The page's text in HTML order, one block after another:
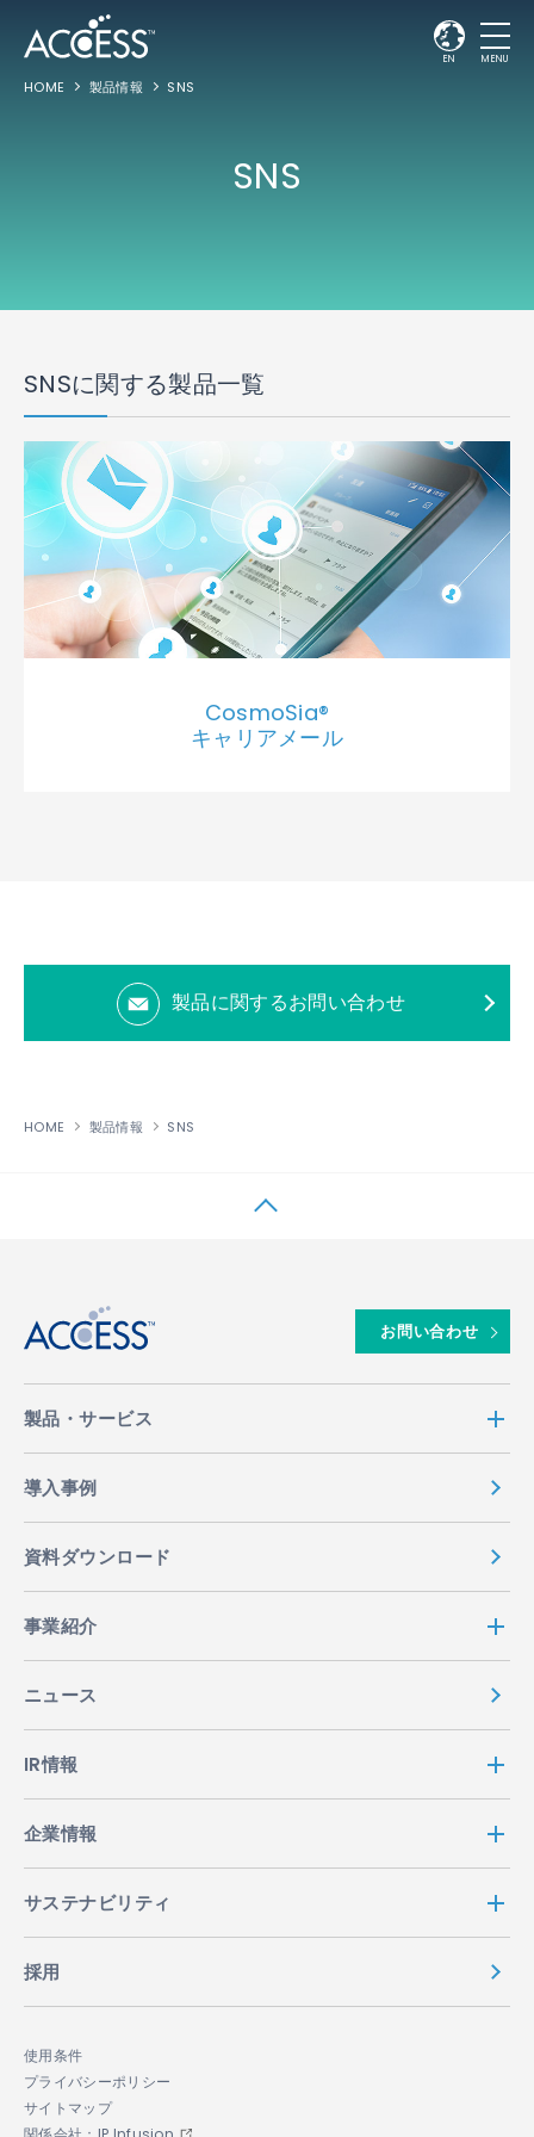
EN MENU
HOME 製品情報 SNS
SNS
SNSに関する製品一覧
CosmoSia®
キャリアメール
製品に関するお問い合わせ
HOME 製品情報 SNS
お問い合わせ
製品・サービス
導入事例
資料ダウンロード
事業紹介
ニュース
IR情報
企業情報
サステナビリティ
採用
使用条件
プライバシーポリシー
サイトマップ